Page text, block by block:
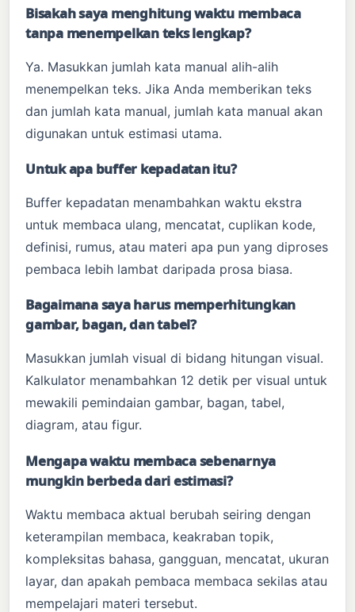
Bisakah saya menghitung waktu membaca
tanpa menempelkan teks lengkap?
Ya. Masukkan jumlah kata manual alih-alih
menempelkan teks. Jika Anda memberikan teks
dan jumlah kata manual, jumlah kata manual akan
digunakan untuk estimasi utama.
Untuk apa buffer kepadatan itu?
Buffer kepadatan menambahkan waktu ekstra
untuk membaca ulang, mencatat, cuplikan kode,
definisi, rumus, atau materi apa pun yang diproses
pembaca lebih lambat daripada prosa biasa.
Bagaimana saya harus memperhitungkan
gambar, bagan, dan tabel?
Masukkan jumlah visual di bidang hitungan visual.
Kalkulator menambahkan 12 detik per visual untuk
mewakili pemindaian gambar, bagan, tabel,
diagram, atau figur.
Mengapa waktu membaca sebenarnya
mungkin berbeda dari estimasi?
Waktu membaca aktual berubah seiring dengan
keterampilan membaca, keakraban topik,
kompleksitas bahasa, gangguan, mencatat, ukuran
layar, dan apakah pembaca membaca sekilas atau
mempelajari materi tersebut.